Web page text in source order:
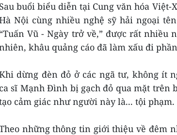
Sau buổi biểu diễn tại Cung văn hóa
Nội cùng nhiều nghệ sỹ hải ngoại
“Tuấn Vũ - Ngày trở về,” được rất nhiều
khâu quảng cáo đã làm xấu đi
dừng đèn đỏ ở các ngã tư, không ít
ca sĩ Mạnh Đình bị gạch đỏ qua mặt trên
cảm giác như người này là... tội phạm.
những thông tin giới thiệu về đêm